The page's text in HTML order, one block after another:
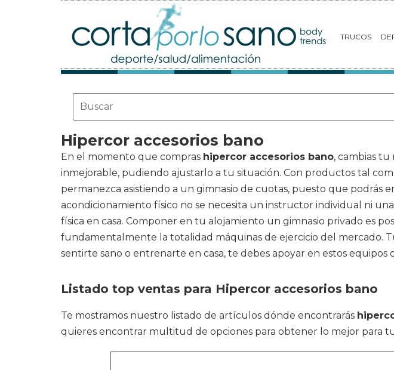
TRUCOS
Hipercor accesorios bano
En el momento que compras hipercor accesorios bano, cambias
inmejorable, pudiendo ajustarlo a tu situación. Con productos tal
permanezca asistiendo a un gimnasio de cuotas, puesto que
acondicionamiento físico no se necesita un instructor individual ni
física en casa. Componer en tu alojamiento un gimnasio privado es
fundamentalmente la totalidad máquinas de ejercicio del mercado.
sentirte sano o entrenarte en casa, te debes apoyar en estos equipos
Listado top ventas para Hipercor accesorios bano
Te mostramos nuestro listado de artículos dónde encontrarás
quieres encontrar multitud de opciones para obtener lo mejor para